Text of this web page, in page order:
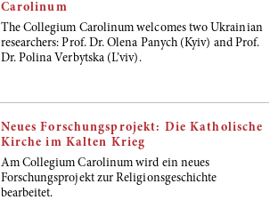
Carolinum
The Collegium Carolinum welcomes two Ukrainian
researchers: Prof. Dr. Olena Panych (Kyiv) and Prof.
Dr. Polina Verbytska (L’viv).
Neues Forschungsprojekt: Die Katholische
Kirche im Kalten Krieg
Am Collegium Carolinum wird ein neues
Forschungsprojekt zur Religionsgeschichte
bearbeitet.